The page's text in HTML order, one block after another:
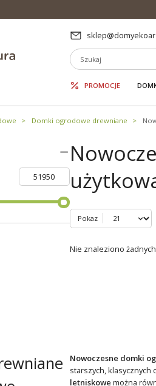
PROMOCJE
Domki ogrodowe drewniane
Pokaz
Nie znaleziono
Nowoczesne domki
starszych,
letniskowe można